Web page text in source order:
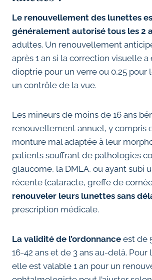
Le renouvellement des lunettes
généralement autorisé tous les 2
adultes. Un renouvellement
après 1 an si la correction visuelle
dioptrie pour un verre ou 0,25 pour
un contrôle de la vue.
Les mineurs de moins de 16 ans
renouvellement annuel, y compris
monture mal adaptée à leur
patients souffrant de pathologies
glaucome, la DMLA, ou ayant subi
récente (cataracte, greffe de
renouveler leurs lunettes sans
prescription médicale.
La validité de l’ordonnance est de
16-42 ans et de 3 ans au-delà. Pour
elle est valable 1 an pour un